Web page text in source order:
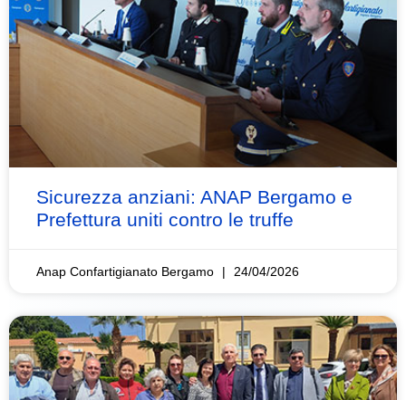
Sicurezza anziani: ANAP Bergamo e
Prefettura uniti contro le truffe
Anap Confartigianato Bergamo 24/04/2026